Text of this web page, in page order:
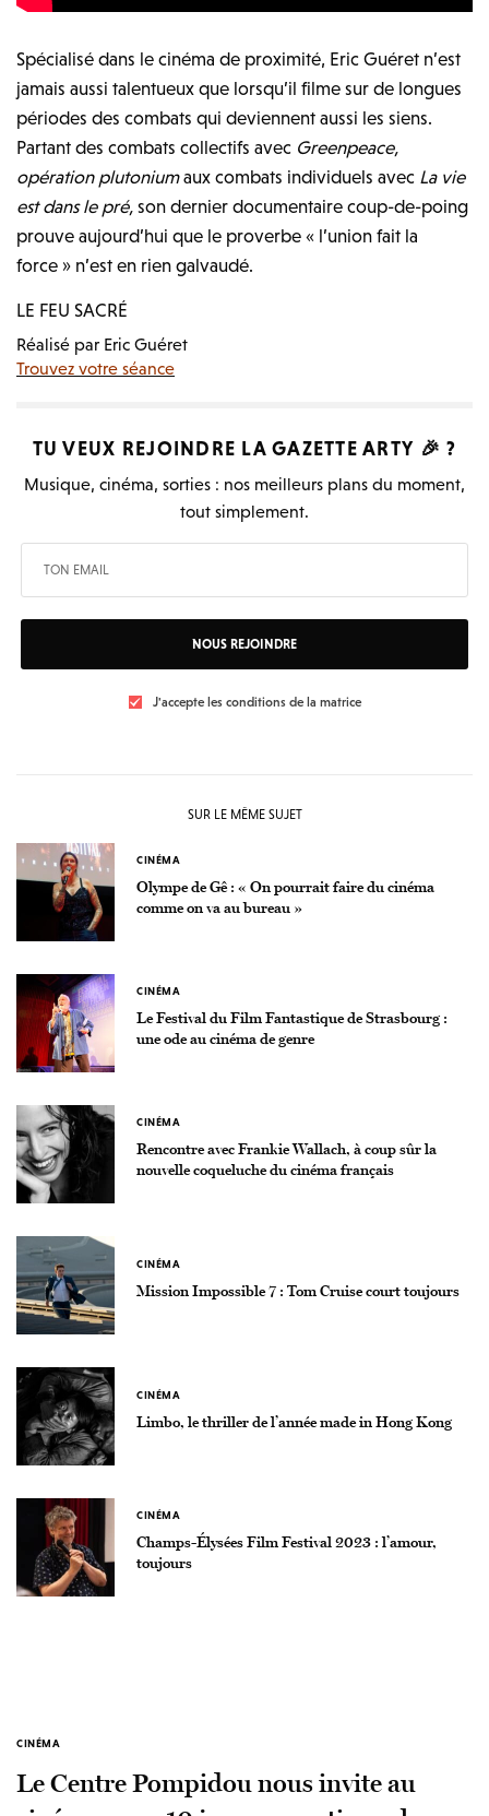
Spécialisé dans le cinéma de proximité, Eric Guéret n’est
jamais aussi talentueux que lorsqu’il filme sur de longues
périodes des combats qui deviennent aussi les siens.
Partant des combats collectifs avec Greenpeace,
opération plutoniumaux combats individuels avec La vie
est dans le pré,son dernier documentaire coup-de-poing
prouve aujourd’hui que le proverbe « l’union fait la
force » n’est en rien galvaudé.
LE FEU SACRÉ
Réalisé par Eric Guéret
Trouvez votre séance
TU VEUX REJOINDRE LAGAZETTE ARTY 🎉 ?
Musique, cinéma, sorties : nos meilleurs plans du moment,
tout simplement.
NOUS REJOINDRE
J'accepte les conditions de la matrice
SUR LE MÊME SUJET
CINÉMA
Olympe de Gê : « On pourrait faire du cinéma
comme on va au bureau »
CINÉMA
Le Festival du Film Fantastique de Strasbourg :
une ode au cinéma de genre
CINÉMA
Rencontre avec Frankie Wallach, à coup sûr la
nouvelle coqueluche du cinéma français
CINÉMA
Mission Impossible 7 : Tom Cruise court toujours
CINÉMA
Limbo, le thriller de l’année made in Hong Kong
CINÉMA
Champs-Élysées Film Festival 2023 : l’amour,
toujours
CINÉMA
Le Centre Pompidou nous invite au